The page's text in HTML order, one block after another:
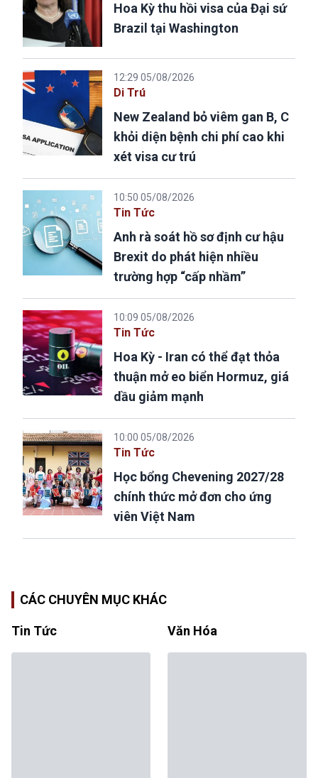
Hoa Kỳ thu hồi visa của Đại sứ
Brazil tại Washington
12:29 05/08/2026
Di Trú
New Zealand bỏ viêm gan B, C
khỏi diện bệnh chi phí cao khi
xét visa cư trú
10:50 05/08/2026
Tin Tức
Anh rà soát hồ sơ định cư hậu
Brexit do phát hiện nhiều
trường hợp “cấp nhầm”
10:09 05/08/2026
Tin Tức
Hoa Kỳ - Iran có thể đạt thỏa
thuận mở eo biển Hormuz, giá
dầu giảm mạnh
10:00 05/08/2026
Tin Tức
Học bổng Chevening 2027/28
chính thức mở đơn cho ứng
viên Việt Nam
CÁC CHUYÊN MỤC KHÁC
Tin Tức Văn Hóa